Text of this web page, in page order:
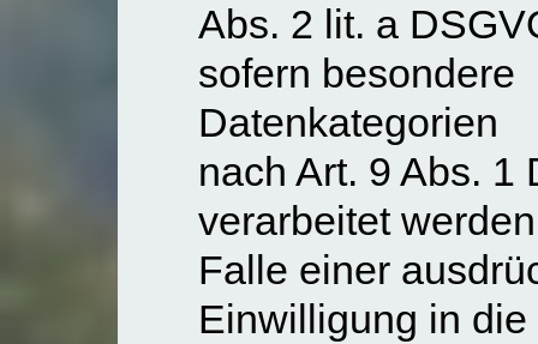
Abs. 2 lit. a
sofern besondere
Datenkategorien
nach Art. 9 Abs. 1
verarbeitet
Falle einer
Einwilligung in die